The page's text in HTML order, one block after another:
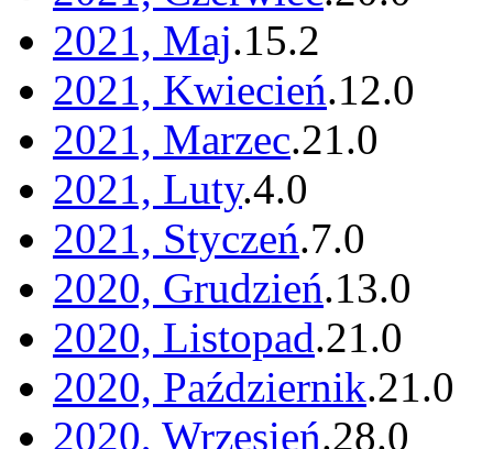
2021, Maj.15.2
2021, Kwiecień.12.0
2021, Marzec.21.0
2021, Luty.4.0
2021, Styczeń.7.0
2020, Grudzień.13.0
2020, Listopad.21.0
2020, Październik.21.0
2020, Wrzesień.28.0